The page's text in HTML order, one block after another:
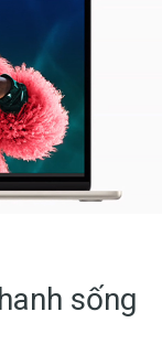
sống